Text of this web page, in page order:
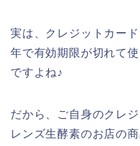
実は、クレジットカー
年で有効期限が切れて
ですよね♪
だから、ご自身のクレ
レンズ生酵素のお店の